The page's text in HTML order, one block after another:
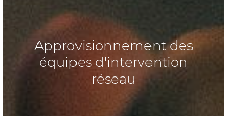
Approvisionnement des
équipes d'intervention
réseau